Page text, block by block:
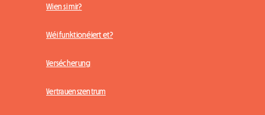
Wien si mir?
Wéi funktionéiert et?
Versécherung
Vertrauenszentrum